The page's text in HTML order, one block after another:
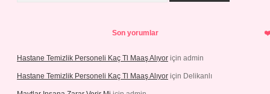
Son yorumlar
Hastane Temizlik Personeli Kaç Tl Maaş Alıyor için admin
Hastane Temizlik Personeli Kaç Tl Maaş Alıyor için Delikanlı